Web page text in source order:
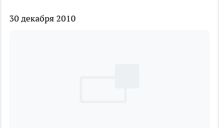
30 декабря 2010